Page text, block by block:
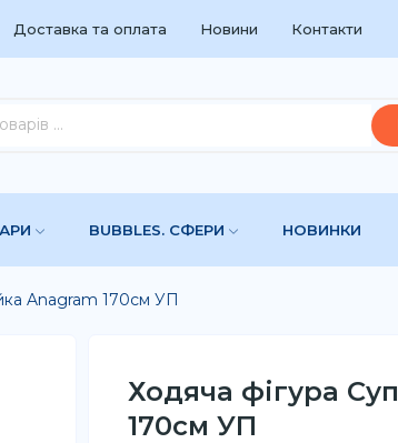
Доставка та оплата Новини Контакти
BUBBLES. СФЕРИ НОВИНКИ
Anagram 170см УП
Ходяча фігура
170см УП